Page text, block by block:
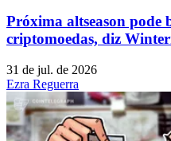
Próxima altseason pode
criptomoedas, diz
31 de jul. de 2026
Ezra Reguerra